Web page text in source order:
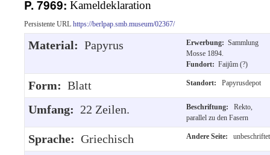
springen
P. 7969: Kameldeklaration
Persistente URL https://berlpap.smb.museum/02367/
Material: Papyrus Erwerbung: Sammlung
Mosse 1894.
Fundort: Faijûm (?)
Form: Blatt Standort: Papyrusdepot
Umfang: 22 Zeilen. Beschriftung:
Rekto,
parallel zu den Fasern
Sprache: Griechisch Andere Seite: unbeschriftet